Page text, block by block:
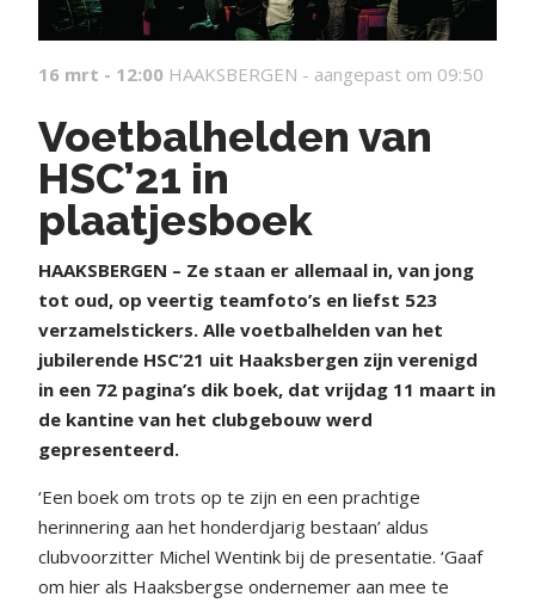
16 mrt - 12:00 HAAKSBERGEN - aangepast om 09:50
Voetbalhelden van
HSC’21 in
plaatjesboek
HAAKSBERGEN – Ze staan er allemaal in, van jong
tot oud, op veertig teamfoto’s en liefst 523
verzamelstickers. Alle voetbalhelden van het
jubilerende HSC’21 uit Haaksbergen zijn verenigd
in een 72 pagina’s dik boek, dat vrijdag 11 maart in
de kantine van het clubgebouw werd
gepresenteerd.
‘Een boek om trots op te zijn en een prachtige
herinnering aan het honderdjarig bestaan’ aldus
clubvoorzitter Michel Wentink bij de presentatie. ‘Gaaf
om hier als Haaksbergse ondernemer aan mee te